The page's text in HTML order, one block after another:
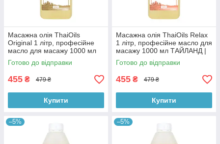
Масажна олія ThaiOils
Original 1 літр, професійне
масло для масажу 1000 мл
ТАЙЛАНД | СЕРТИФІКАТИ
Готово до відправки
455 ₴ 479 ₴
Купити
Масажна олія ThaiOils Relax
1 літр, професійне масло для
масажу 1000 мл ТАЙЛАНД |
СЕРТИФІКАТИ
Готово до відправки
455 ₴ 479 ₴
Купити
–5% –5%